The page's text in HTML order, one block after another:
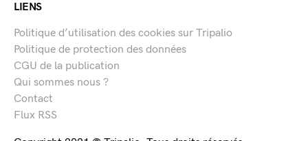
LIENS
Politique d’utilisation des cookies sur Tripalio
Politique de protection des données
CGU de la publication
Qui sommes nous ?
Contact
Flux RSS